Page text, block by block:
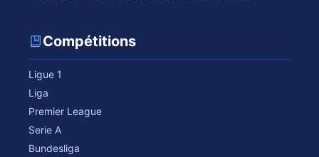
Compétitions
Ligue 1
Liga
Premier League
Serie A
Bundesliga